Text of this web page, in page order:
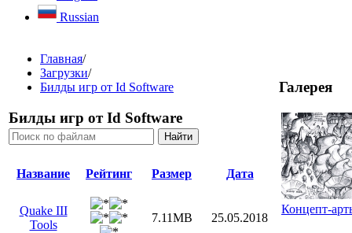
Russian
Главная/
Загрузки/
Билды игр от Id Software
Билды игр от Id Software
Название Рейтинг Размер Дата
Quake III
Tools
7.11MB 25.05.2018
Галерея
Концепт-